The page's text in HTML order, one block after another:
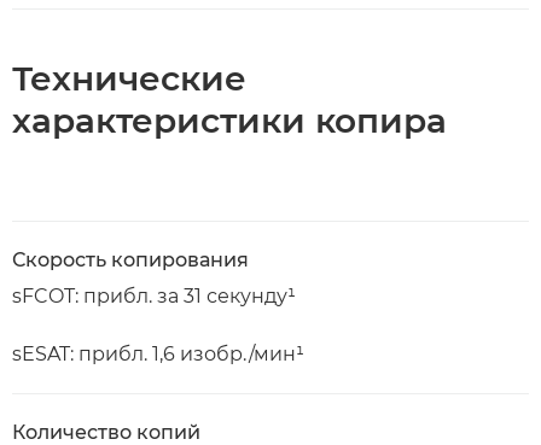
Технические
характеристики копира
Скорость копирования
sFCOT: прибл. за 31 секунду¹
sESAT: прибл. 1,6 изобр./мин¹
Количество копий